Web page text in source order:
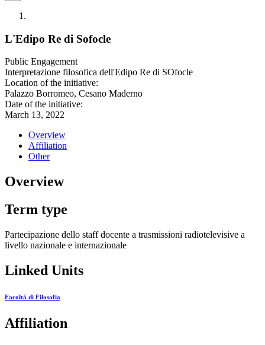
L'Edipo Re di Sofocle
Public Engagement
Interpretazione filosofica dell'Edipo Re di SOfocle
Location of the initiative:
Palazzo Borromeo, Cesano Maderno
Date of the initiative:
March 13, 2022
Overview
Affiliation
Other
Overview
Term type
Partecipazione dello staff docente a trasmissioni radiotelevisive a
livello nazionale e internazionale
Linked Units
Facoltà di Filosofia
Affiliation